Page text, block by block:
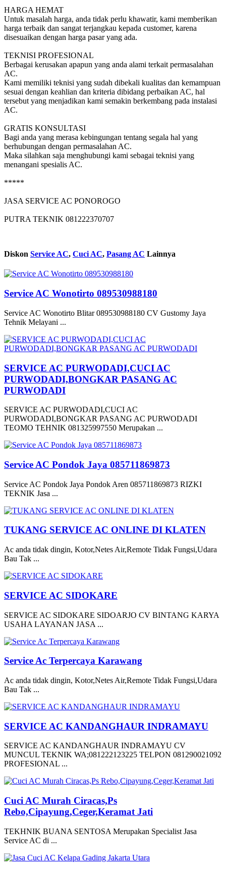
HARGA HEMAT
Untuk masalah harga, anda tidak perlu khawatir, kami memberikan
harga terbaik dan sangat terjangkau kepada customer, karena
disesuaikan dengan harga pasar yang ada.
TEKNISI PROFESIONAL
Berbagai kerusakan apapun yang anda alami terkait permasalahan
AC.
Kami memiliki teknisi yang sudah dibekali kualitas dan kemampuan
sesuai dengan keahlian dan kriteria dibidang perbaikan AC, hal
tersebut yang menjadikan kami semakin berkembang pada instalasi
AC.
GRATIS KONSULTASI
Bagi anda yang merasa kebingungan tentang segala hal yang
berhubungan dengan permasalahan AC.
Maka silahkan saja menghubungi kami sebagai teknisi yang
menangani spesialis AC.
*****
JASA SERVICE AC PONOROGO
PUTRA TEKNIK 081222370707
Diskon Service AC, Cuci AC, Pasang AC Lainnya
Service AC Wonotirto 089530988180
Service AC Wonotirto Blitar 089530988180 CV Gustomy Jaya
Tehnik Melayani ...
SERVICE AC PURWODADI,CUCI AC
PURWODADI,BONGKAR PASANG AC
PURWODADI
SERVICE AC PURWODADI,CUCI AC
PURWODADI,BONGKAR PASANG AC PURWODADI
TEOMO TEHNIK 081325997550 Merupakan ...
Service AC Pondok Jaya 085711869873
Service AC Pondok Jaya Pondok Aren 085711869873 RIZKI
TEKNIK Jasa ...
TUKANG SERVICE AC ONLINE DI KLATEN
Ac anda tidak dingin, Kotor,Netes Air,Remote Tidak Fungsi,Udara
Bau Tak ...
SERVICE AC SIDOKARE
SERVICE AC SIDOKARE SIDOARJO CV BINTANG KARYA
USAHA LAYANAN JASA ...
Service Ac Terpercaya Karawang
Ac anda tidak dingin, Kotor,Netes Air,Remote Tidak Fungsi,Udara
Bau Tak ...
SERVICE AC KANDANGHAUR INDRAMAYU
SERVICE AC KANDANGHAUR INDRAMAYU CV
MUNCUL TEKNIK WA;081222123225 TELPON 081290021092
PROFESIONAL ...
Cuci AC Murah Ciracas,Ps
Rebo,Cipayung,Ceger,Keramat Jati
TEKHNIK BUANA SENTOSA Merupakan Specialist Jasa
Service AC di ...